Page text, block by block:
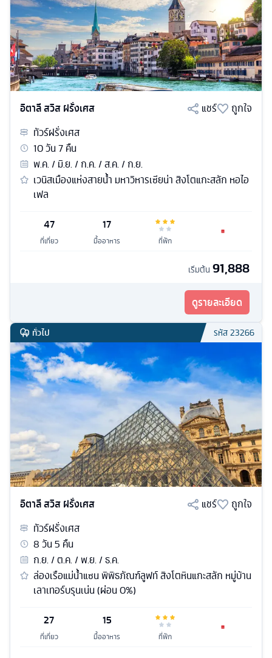
อิตาลี สวิส ฝรั่งเศส แชร์
ถูกใจ
ทัวร์ฝรั่งเศส
10วัน7คืน
พ.ค. / มิ.ย. / ก.ค. / ส.ค. / ก.ย.
เวนิสเมืองแห่งสายน้ำ มหาวิหารเซียน่า สิงโตแกะสลัก หอไอ
เฟล
47
ที่เที่ยว
17
มื้ออาหาร ที่พัก
เริ่มต้น 91,888
ดูรายละเอียด
ทั่วไป รหัส23266
อิตาลี สวิส ฝรั่งเศส แชร์
ถูกใจ
ทัวร์ฝรั่งเศส
8วัน5 คืน
ก.ย. / ต.ค. / พ.ย. / ธ.ค.
ล่องเรือแม่น้ำแซน พิพิธภัณฑ์ลูฟท์ สิงโตหินแกะสลัก หมู่บ้าน
เลาเทอร์บรุนเน่น (ผ่อน 0%)
27
ที่เที่ยว
15
มื้ออาหาร ที่พัก